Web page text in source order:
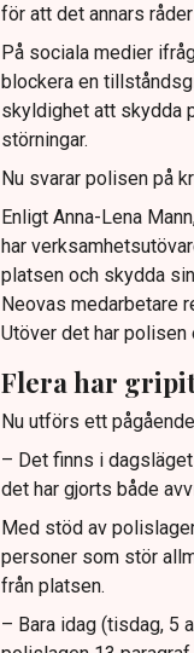
för att det annars
På sociala medier
blockera en
skyldighet att skydda
störningar.
Nu svarar polisen på
Enligt Anna-Lena
har
platsen och skydda
Neovas medarbetare
Utöver det har polisen
Flera har
Nu utförs ett
– Det finns i
det har gjorts både
Med stöd av
personer som stör
från platsen.
– Bara idag (tisdag, 5